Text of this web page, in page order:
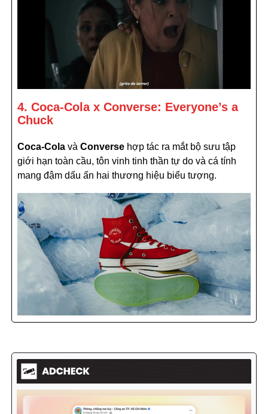
4. Coca-Cola x Converse: Everyone’s a
Chuck
Coca-Cola và Converse hợp tác ra mắt bộ sưu tập
giới hạn toàn cầu, tôn vinh tinh thần tự do và cá tính
mang đậm dấu ấn hai thương hiệu biểu tượng.